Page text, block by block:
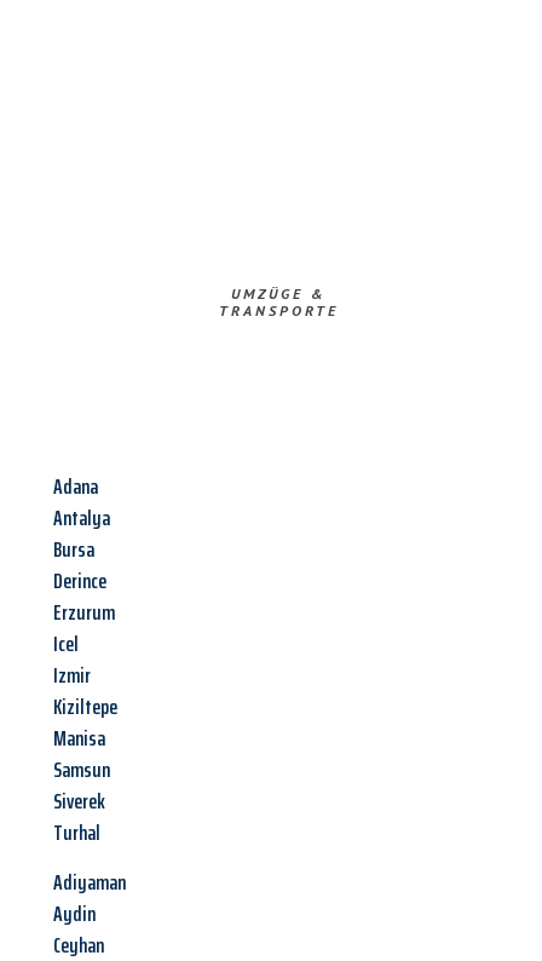
UMZÜGE &
TRANSPORTE
Adana
Antalya
Bursa
Derince
Erzurum
Icel
Izmir
Kiziltepe
Manisa
Samsun
Siverek
Turhal
Adiyaman
Aydin
Ceyhan